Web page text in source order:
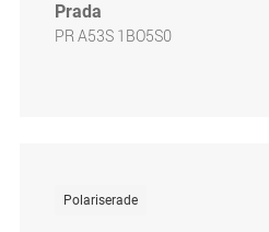
Prada
PR A53S 1BO5S0
Polariserade